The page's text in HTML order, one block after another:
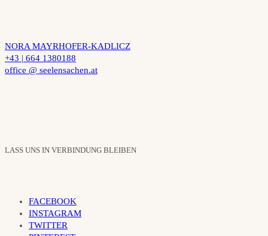
NORA MAYRHOFER-KADLICZ
+43 | 664 1380188
office @ seelensachen.at
LASS UNS IN VERBINDUNG BLEIBEN
FACEBOOK
INSTAGRAM
TWITTER